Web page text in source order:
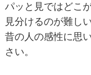
パッと見ではどこ
見分けるのが難し
昔の人の感性に思
さい。